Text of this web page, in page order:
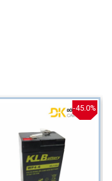
-45.0%